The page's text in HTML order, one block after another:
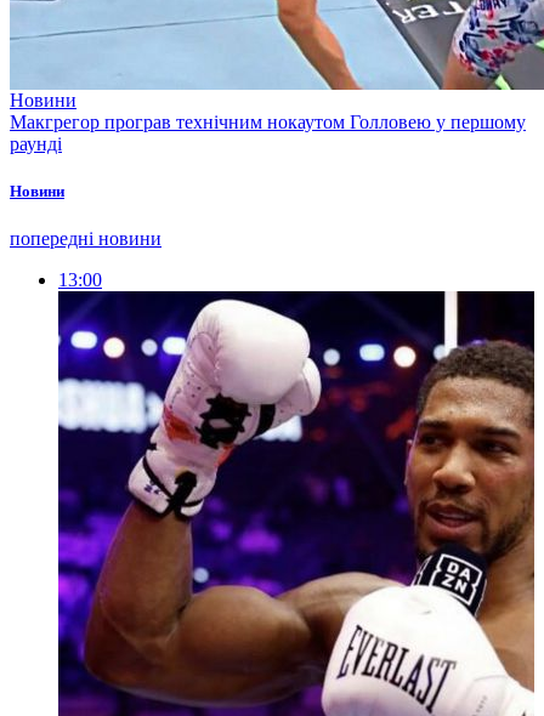
Новини
Макгрегор програв технічним нокаутом Голловею у першому
раунді
Новини
попередні новини
13:00